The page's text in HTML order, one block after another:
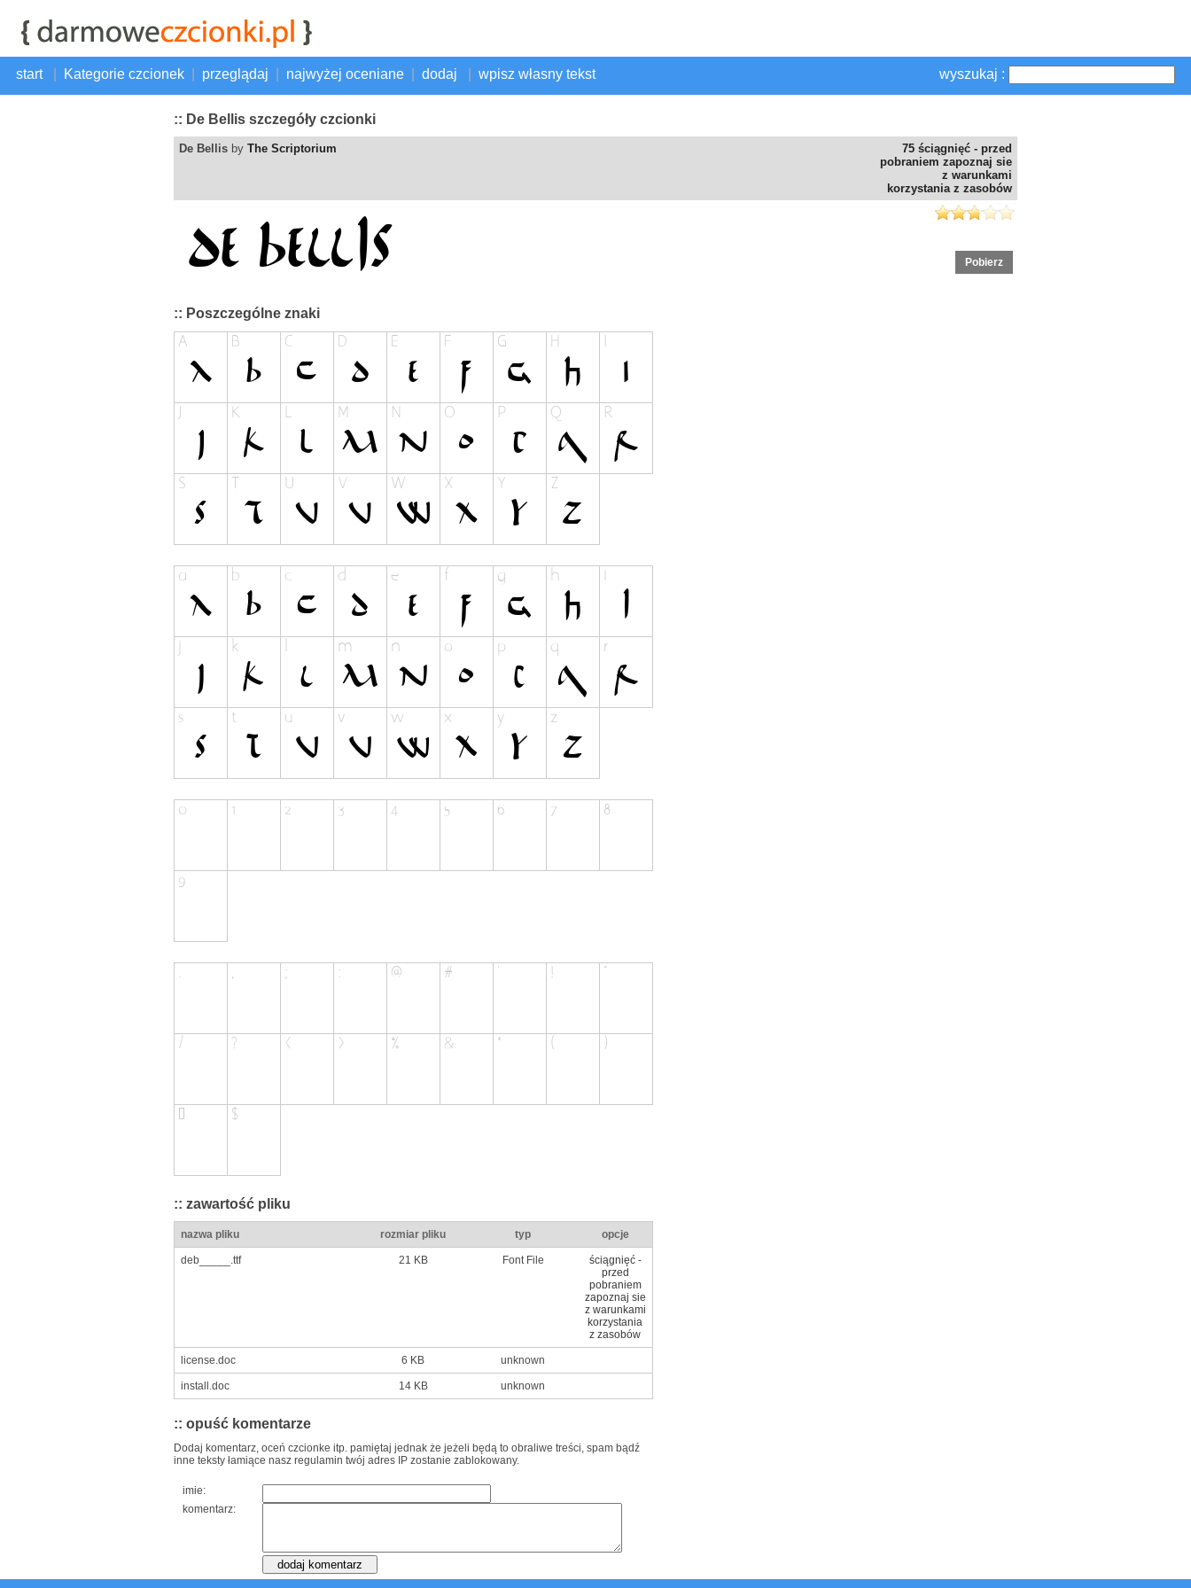
wyszukaj :
start Kategorie czcionek przeglądaj najwyżej oceniane dodaj wpisz własny tekst
:: De Bellis szczegóły czcionki
75 ściągnięć - przed
pobraniem zapoznaj sie
z warunkami
korzystania z zasobów
De Bellis by The Scriptorium
Pobierz
:: Poszczególne znaki
:: zawartość pliku
nazwa pliku rozmiar pliku typ opcje
deb_____.ttf 21 KB Font File
ściągnięć -
przed
pobraniem
zapoznaj sie
z warunkami
korzystania
z zasobów
license.doc 6 KB unknown
install.doc 14 KB unknown
:: opuść komentarze
Dodaj komentarz, oceń czcionke itp. pamiętaj jednak że jeżeli będą to obraliwe treści, spam bądź
inne teksty łamiące nasz regulamin twój adres IP zostanie zablokowany.
imie:
komentarz: